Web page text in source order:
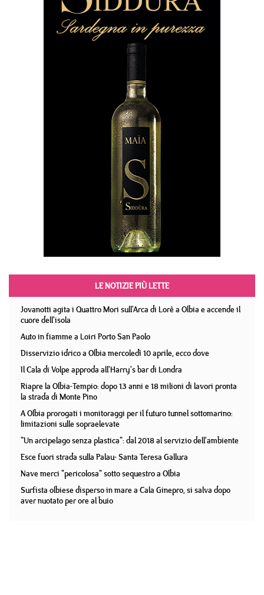
LE NOTIZIE PIÙ LETTE
Jovanotti agita i Quattro Mori sull'Arca di Lorè a Olbia e accende il
cuore dell'isola
Auto in fiamme a Loiri Porto San Paolo
Disservizio idrico a Olbia mercoledì 10 aprile, ecco dove
Il Cala di Volpe approda all'Harry's bar di Londra
Riapre la Olbia-Tempio: dopo 13 anni e 18 milioni di lavori pronta
la strada di Monte Pino
A Olbia prorogati i monitoraggi per il futuro tunnel sottomarino:
limitazioni sulle sopraelevate
"Un arcipelago senza plastica": dal 2018 al servizio dell'ambiente
Esce fuori strada sulla Palau- Santa Teresa Gallura
Nave merci "pericolosa" sotto sequestro a Olbia
Surfista olbiese disperso in mare a Cala Ginepro, si salva dopo
aver nuotato per ore al buio